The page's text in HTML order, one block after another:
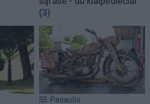
(3)
Pasaulis